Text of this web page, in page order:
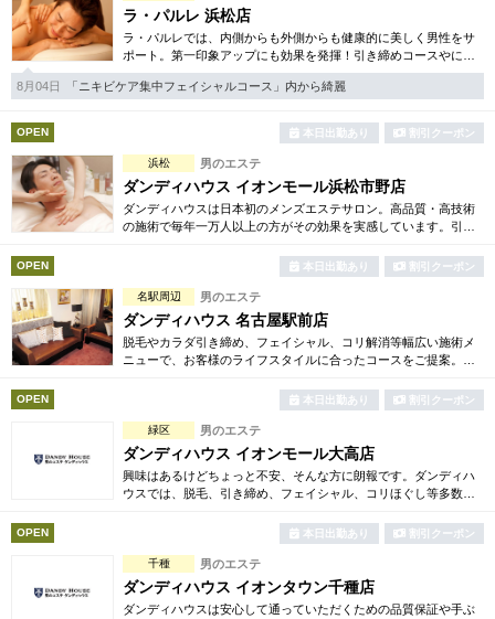
ラ・パルレ 浜松店
ラ・パルレでは、内側からも外側からも健康的に美しく男性をサ
ポート。第一印象アップにも効果を発揮！引き締めコースやにき
び内外コース、アロマトリートメント等多彩なメニューをご用
意。まずは体験から是非。
8月04日 「ニキビケア集中フェイシャルコース」内から綺麗
OPEN 本日出勤あり 割引クーポン
浜松 男のエステ
ダンディハウス イオンモール浜松市野店
ダンディハウスは日本初のメンズエステサロン。高品質・高技術
の施術で毎年一万人以上の方がその効果を実感しています。引き
OPEN 本日出勤あり 割引クーポン
名駅周辺 男のエステ
ダンディハウス 名古屋駅前店
脱毛やカラダ引き締め、フェイシャル、コリ解消等幅広い施術メ
ニューで、お客様のライフスタイルに合ったコースをご提案。各
OPEN 本日出勤あり 割引クーポン
緑区 男のエステ
ダンディハウス イオンモール大高店
興味はあるけどちょっと不安、そんな方に朗報です。ダンディハ
ウスでは、脱毛、引き締め、フェイシャル、コリほぐし等多数の
OPEN 本日出勤あり 割引クーポン
千種 男のエステ
ダンディハウス イオンタウン千種店
ダンディハウスは安心して通っていただくための品質保証や手ぶ